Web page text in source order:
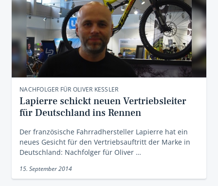
NACHFOLGER FÜR OLIVER KESSLER
Lapierre schickt neuen Vertriebsleiter
für Deutschland ins Rennen
Der französische Fahrradhersteller Lapierre hat ein
neues Gesicht für den Vertriebsauftritt der Marke in
Deutschland: Nachfolger für Oliver …
15. September 2014